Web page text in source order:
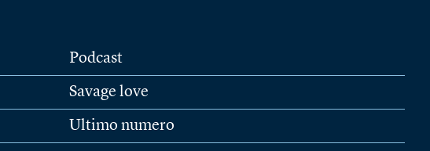
Podcast
Savage love
Ultimo numero